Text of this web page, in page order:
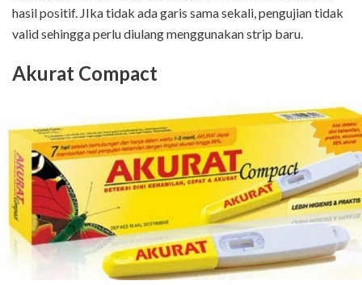
hasil positif. JIka tidak ada garis sama sekali, pengujian tidak
valid sehingga perlu diulang menggunakan strip baru.
Akurat Compact